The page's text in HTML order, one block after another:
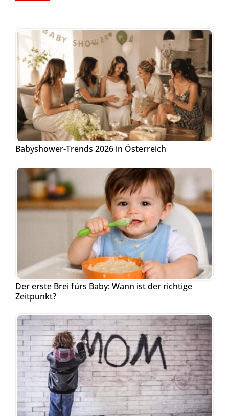
Babyshower-Trends 2026 in Österreich
Der erste Brei fürs Baby: Wann ist der richtige
Zeitpunkt?